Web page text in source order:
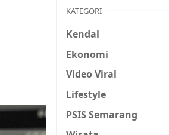
KATEGORI
Kendal
Ekonomi
Video Viral
Lifestyle
PSIS Semarang